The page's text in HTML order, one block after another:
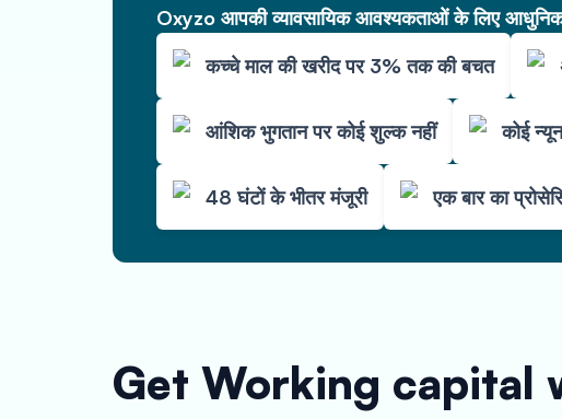
Oxyzo आपकी व्यावसायिक आवश्यकताओं के लिए आधुनिक
कच्चे माल की खरीद पर 3% तक की बचत
आंशिक भुगतान पर कोई शुल्क नहीं कोई
48 घंटों के भीतर मंजूरी एक बार का
Get Working capital